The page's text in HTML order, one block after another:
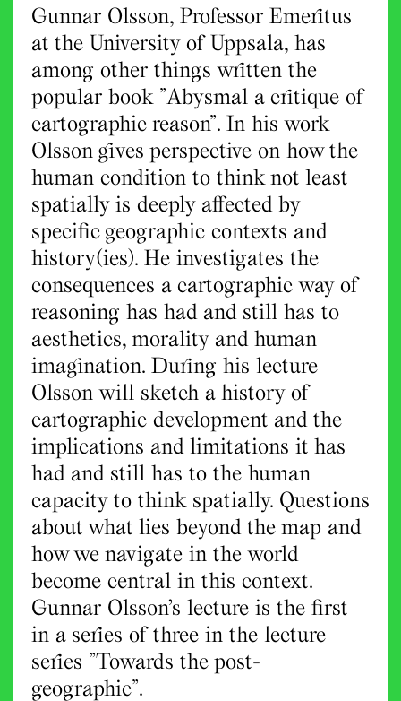
Gunnar Olsson, Professor Emeritus
at the University of Uppsala, has
among other things written the
popular book ”Abysmal a critique of
cartographic reason”. In his work
Olsson gives perspective on how the
human condition to think not least
spatially is deeply affected by
specific geographic contexts and
history(ies). He investigates the
consequences a cartographic way of
reasoning has had and still has to
aesthetics, morality and human
imagination. During his lecture
Olsson will sketch a history of
cartographic development and the
implications and limitations it has
had and still has to the human
capacity to think spatially. Questions
about what lies beyond the map and
how we navigate in the world
become central in this context.
Gunnar Olsson’s lecture is the first
in a series of three in the lecture
series ”Towards the post-
geographic”.